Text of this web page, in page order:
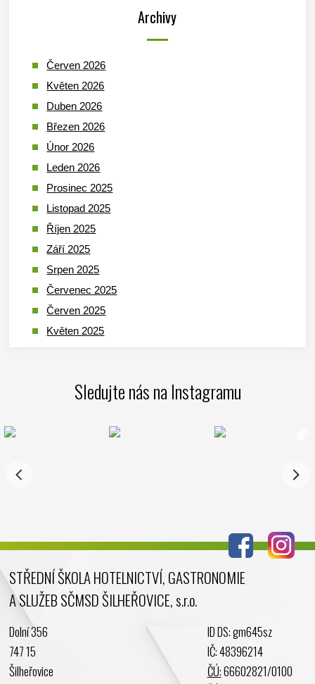
Archivy
Červen 2026
Květen 2026
Duben 2026
Březen 2026
Únor 2026
Leden 2026
Prosinec 2025
Listopad 2025
Říjen 2025
Září 2025
Srpen 2025
Červenec 2025
Červen 2025
Květen 2025
Leden 2025
Listopad 2024
Duben 2024
Březen 2024
Leden 2024
Listopad 2023
Sledujte nás na Instagramu
STŘEDNÍ ŠKOLA HOTELNICTVÍ, GASTRONOMIE
A SLUŽEB SČMSD ŠILHEŘOVICE, s.r.o.
Dolní 356
747 15
Šilheřovice
ID DS: gm645sz
IČ: 48396214
ČÚ:66602821/0100